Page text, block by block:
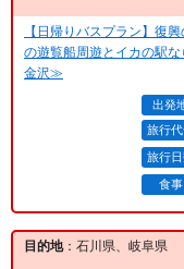
【日帰りバスプラン】復
の遊覧船周遊とイカの駅
金沢≫
出発
旅行
旅行
食事
目的地：石川県、岐阜県